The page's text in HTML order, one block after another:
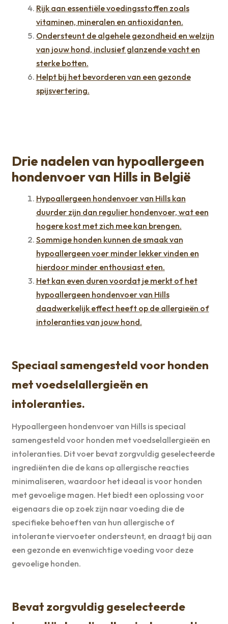
Rijk aan essentiële voedingsstoffen zoals
vitaminen, mineralen en antioxidanten.
Ondersteunt de algehele gezondheid en welzijn
van jouw hond, inclusief glanzende vacht en
sterke botten.
Helpt bij het bevorderen van een gezonde
spijsvertering.
Drie nadelen van hypoallergeen
hondenvoer van Hills in België
Hypoallergeen hondenvoer van Hills kan
duurder zijn dan regulier hondenvoer, wat een
hogere kost met zich mee kan brengen.
Sommige honden kunnen de smaak van
hypoallergeen voer minder lekker vinden en
hierdoor minder enthousiast eten.
Het kan even duren voordat je merkt of het
hypoallergeen hondenvoer van Hills
daadwerkelijk effect heeft op de allergieën of
intoleranties van jouw hond.
Speciaal samengesteld voor honden
met voedselallergieën en
intoleranties.
Hypoallergeen hondenvoer van Hills is speciaal
samengesteld voor honden met voedselallergieën en
intoleranties. Dit voer bevat zorgvuldig geselecteerde
ingrediënten die de kans op allergische reacties
minimaliseren, waardoor het ideaal is voor honden
met gevoelige magen. Het biedt een oplossing voor
eigenaars die op zoek zijn naar voeding die de
specifieke behoeften van hun allergische of
intolerante viervoeter ondersteunt, en draagt bij aan
een gezonde en evenwichtige voeding voor deze
gevoelige honden.
Bevat zorgvuldig geselecteerde